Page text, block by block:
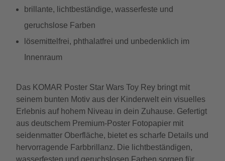
brillante, lichtbeständige, wasserfeste und
geruchslose Farben
lösemittelfrei, phthalatfrei und unbedenklich im
Innenraum
Das KOMAR Poster Star Wars Toy Rey bringt mit
seinem bunten Motiv aus der Kinderwelt ein visuelles
Erlebnis auf hohem Niveau in dein Zuhause. Gefertigt
aus deutschem Premium-Poster Fotopapier mit
seidenmatter Oberfläche, bietet es scharfe Details und
hervorragende Farbbrillanz. Die lichtbeständigen,
wasserfesten und geruchslosen Farben sorgen für